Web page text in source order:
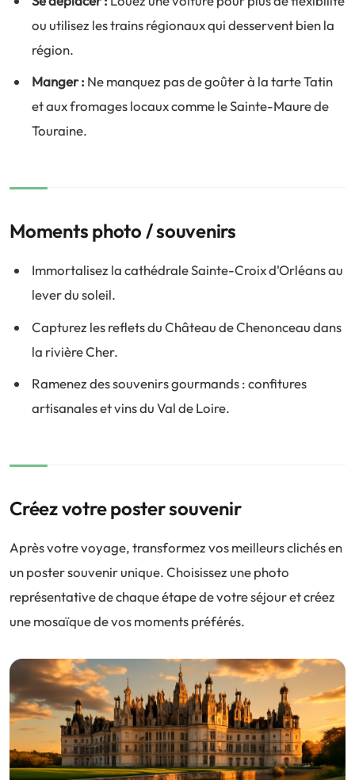
ou utilisez les trains régionaux qui desservent bien la
région.
Manger : Ne manquez pas de goûter à la tarte Tatin
et aux fromages locaux comme le Sainte-Maure de
Touraine.
Moments photo / souvenirs
Immortalisez la cathédrale Sainte-Croix d'Orléans au
lever du soleil.
Capturez les reflets du Château de Chenonceau dans
la rivière Cher.
Ramenez des souvenirs gourmands : confitures
artisanales et vins du Val de Loire.
Créez votre poster souvenir
Après votre voyage, transformez vos meilleurs clichés en
un poster souvenir unique. Choisissez une photo
représentative de chaque étape de votre séjour et créez
une mosaïque de vos moments préférés.